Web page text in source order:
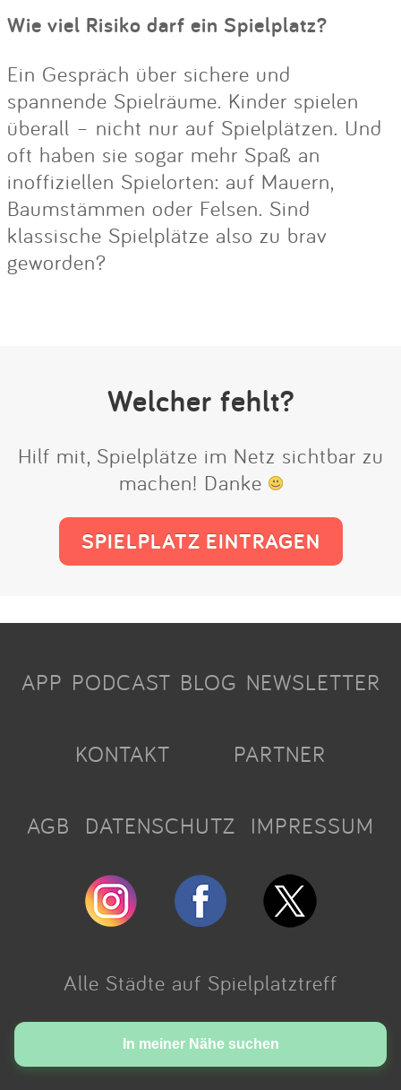
Wie viel Risiko darf ein Spielplatz?
Ein Gespräch über sichere und
spannende Spielräume. Kinder spielen
überall – nicht nur auf Spielplätzen. Und
oft haben sie sogar mehr Spaß an
inoffiziellen Spielorten: auf Mauern,
Baumstämmen oder Felsen. Sind
klassische Spielplätze also zu brav
geworden?
Welcher fehlt?
Hilf mit, Spielplätze im Netz sichtbar zu
machen! Danke
SPIELPLATZ EINTRAGEN
In meiner Nähe suchen
APP PODCAST BLOG NEWSLETTER
KONTAKT PARTNER
AGB DATENSCHUTZ IMPRESSUM
Alle Städte auf Spielplatztreff
Made with love in Cologne.